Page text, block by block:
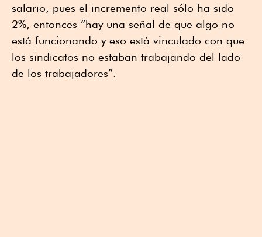
salario, pues el incremento real sólo ha sido
2%, entonces “hay una señal de que algo no
está funcionando y eso está vinculado con que
los sindicatos no estaban trabajando del lado
de los trabajadores”.